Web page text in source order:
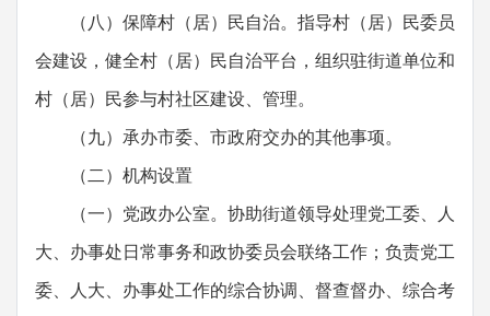
（八）保障村（居）民自治。指导村（居）民委员
会建设，健全村（居）民自治平台，组织驻街道单位和
村（居）民参与村社区建设、管理。
（九）承办市委、市政府交办的其他事项。
（二）机构设置
（一）党政办公室。协助街道领导处理党工委、人
大、办事处日常事务和政协委员会联络工作；负责党工
委、人大、办事处工作的综合协调、督查督办、综合考